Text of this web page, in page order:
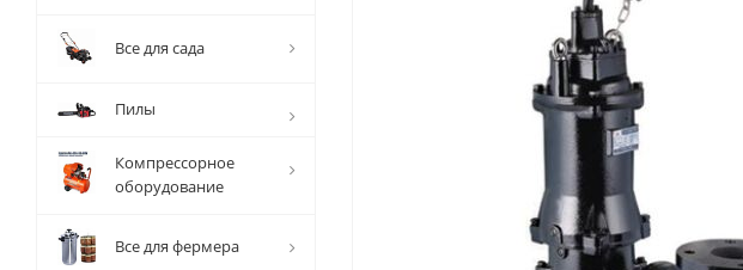
Все для сада
Пилы
Компрессорное
оборудование
Все для фермера